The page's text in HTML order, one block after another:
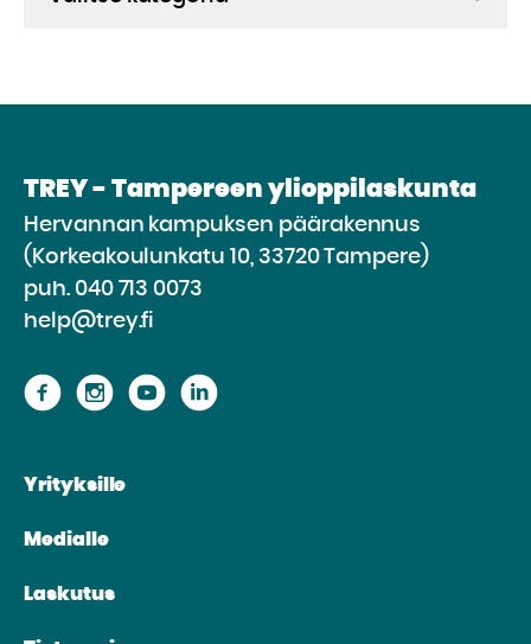
TREY - Tampereen ylioppilaskunta
Hervannan kampuksen päärakennus
(Korkeakoulunkatu 10, 33720 Tampere)
puh. 040 713 0073
help@trey.fi
SiirrySiirrySiirrySiirry
Yrityksille
Medialle
Laskutus